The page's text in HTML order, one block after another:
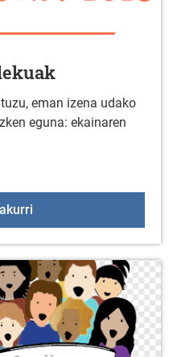
eman izena udako
eguna: ekainaren